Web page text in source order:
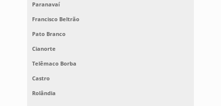
Paranavaí
Francisco Beltrão
Pato Branco
Cianorte
Telêmaco Borba
Castro
Rolândia